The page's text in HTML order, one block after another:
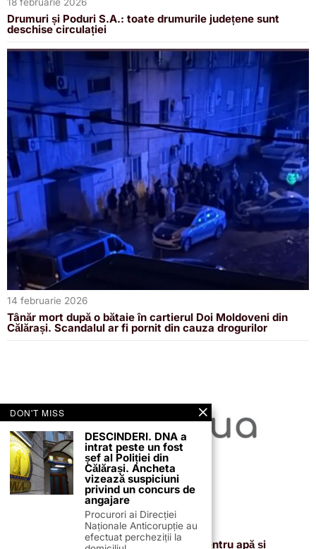
Drumuri și Poduri S.A.: toate drumurile județene sunt
deschise circulației
14 februarie 2026
Tânăr mort după o bătaie în cartierul Doi Moldoveni din
Călărași. Scandalul ar fi pornit din cauza drogurilor
13 februarie 2026
Proiectul de 400 de milioane de euro pentru apă și
DON'T MISS
DESCINDERI. DNA a
intrat peste un fost
șef al Poliției din
Călărași. Ancheta
vizează suspiciuni
privind un concurs de
angajare
Procurori ai Direcției
Naționale Anticorupție au
efectuat percheziții la